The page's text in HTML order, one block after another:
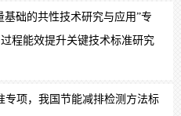
基础的共性技术研究与应用”专
程能效提升关键技术标准研究
专项，我国节能减排检测方法标